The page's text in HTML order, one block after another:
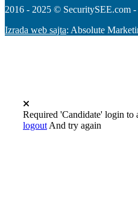
2016 - 2025 © SecuritySEE.com -
Izrada web sajta: Absolute
Required 'Candidate' login to
logout And try again